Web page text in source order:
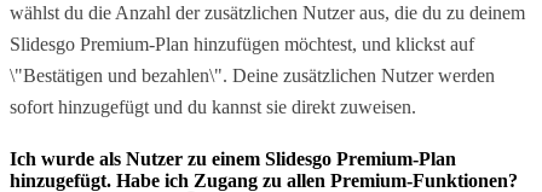
wählst du die Anzahl der zusätzlichen Nutzer aus, die du zu deinem
Slidesgo Premium-Plan hinzufügen möchtest, und klickst auf
\"Bestätigen und bezahlen\". Deine zusätzlichen Nutzer werden
sofort hinzugefügt und du kannst sie direkt zuweisen.
Ich wurde als Nutzer zu einem Slidesgo Premium-Plan
hinzugefügt. Habe ich Zugang zu allen Premium-Funktionen?